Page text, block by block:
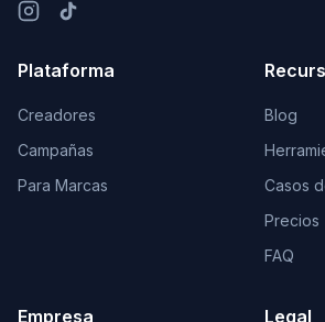
Plataforma
Creadores
Campañas
Para Marcas
Blog
Casos
Precios
FAQ
Empresa Legal